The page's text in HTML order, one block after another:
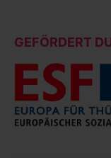
GEFÖRDERT